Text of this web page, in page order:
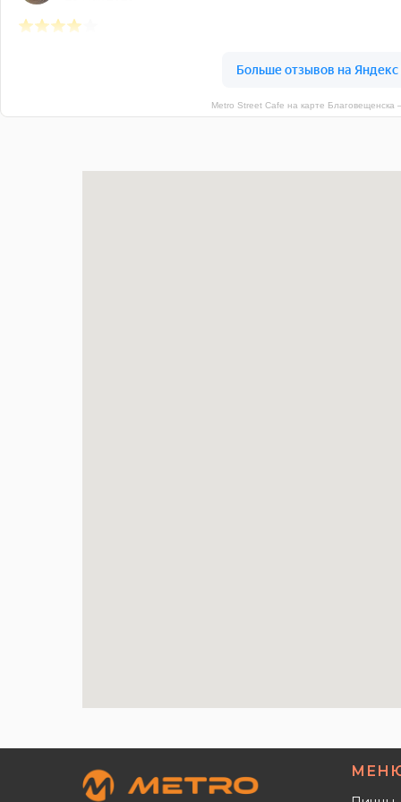
Metro Street Cafe на карте